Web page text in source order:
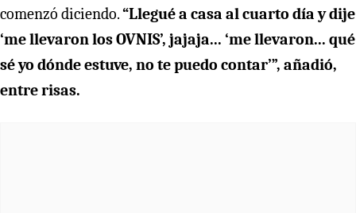
comenzó diciendo.“Llegué a casa al cuarto día y dije
‘me llevaron los OVNIS’, jajaja... ‘me llevaron... qué
sé yo dónde estuve, no te puedo contar’”, añadió,
entre risas.